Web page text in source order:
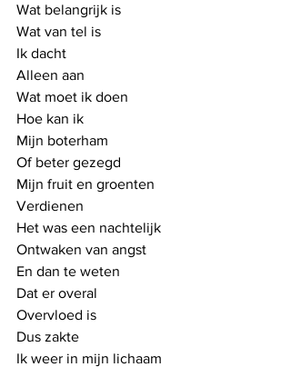
Wat belangrijk is
Wat van tel is
Ik dacht
Alleen aan
Wat moet ik doen
Hoe kan ik
Mijn boterham
Of beter gezegd
Mijn fruit en groenten
Verdienen
Het was een nachtelijk
Ontwaken van angst
En dan te weten
Dat er overal
Overvloed is
Dus zakte
Ik weer in mijn lichaam